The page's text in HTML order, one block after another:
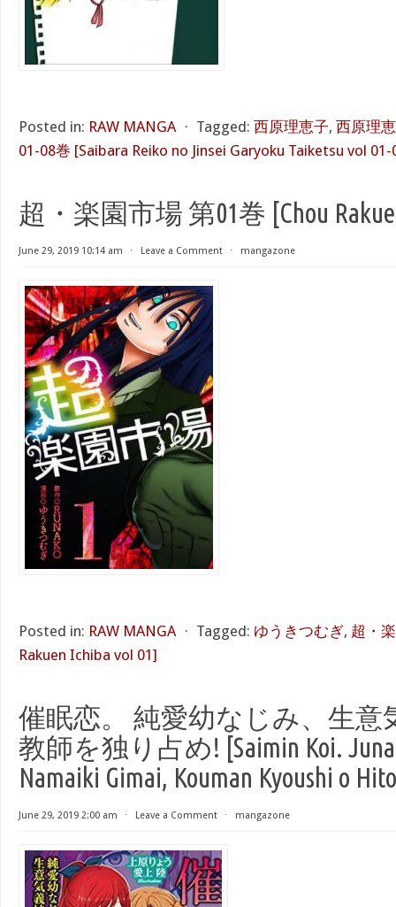
Posted in: RAW MANGA ⋅ Tagged: 西原理恵子, 西原理
01-08巻 [Saibara Reiko no Jinsei Garyoku Taiketsu vol 01-
超・楽園市場 第01巻 [Chou
June 29, 2019 10:14 am ⋅ Leave a Comment ⋅ mangazone
Posted in: RAW MANGA ⋅ Tagged: ゆうきつむぎ, 超・
Rakuen Ichiba vol 01]
催眠恋。 純愛幼なじみ、生意
教師を独り占め! [Saimin Koi.
Namaiki Gimai, Kouman Kyoushi o
June 29, 2019 2:00 am ⋅ Leave a Comment ⋅ mangazone